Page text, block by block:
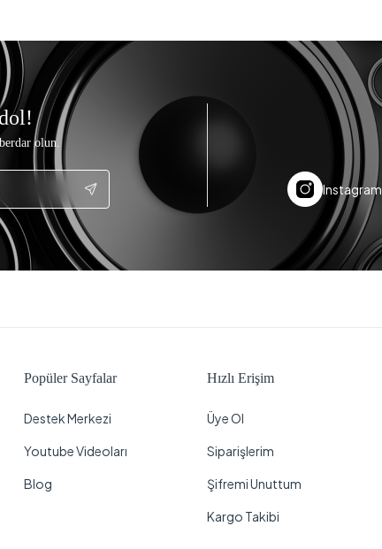
olun.
Instagram
Popüler Sayfalar
Destek Merkezi
Youtube Videoları
Blog
Hızlı Erişim
Üye Ol
Siparişlerim
Şifremi Unuttum
Kargo Takibi